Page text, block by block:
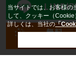
LINE相
無料
当サイトでは、お客様の
して、クッキー（Cookie
詳しくは、当社の「